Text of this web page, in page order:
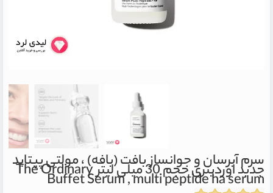
سرم آبرسان و جوانساز بافت (بافه) ، مولتی پپتاید
جدید اوردینری حجم 30 میلی لیتر The Ordinary
Buffet Serum , multi peptide ha serum